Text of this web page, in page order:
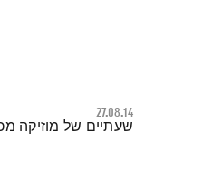
27.08.14
תמצית הפודקאסט
שעתיים של מוזיקה